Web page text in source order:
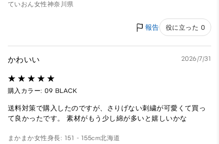
ていおん女性神奈川県
報告 役に立った 0
かわいい 2026/7/31
購入カラー: 09 BLACK
送料対策で購入したのですが、さりげない刺繍が可愛くて買っ
て良かったです。 素材がもう少し綿が多いと嬉しいかな
まかまか女性身長: 151 - 155cm北海道